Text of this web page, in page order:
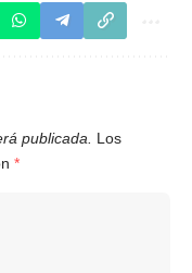
publicada.
Los
*